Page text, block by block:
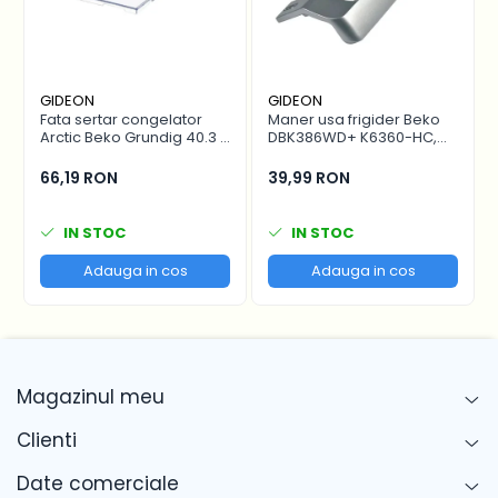
acumularea de gheata
Material flexibil si rezistent in timp
Garnitura usa frigider Gorenje 696012 este
Gorenje:
Gorenje RK4295E
Gorenje RK4296E
Comanda online garnitura usa frigider
cu livrare rapida.
GIDEON
Fata sertar congelator
Arctic Beko Grundig 40.3 x
C00911422
66,19 RON
IN STOC
Adauga in cos
GIDEON
Maner usa frigider Beko
DBK386WD+ K6360-HC,
cm
39,99 RON
IN STOC
Adauga in cos
Magazinul meu
Clienti
Date comerciale